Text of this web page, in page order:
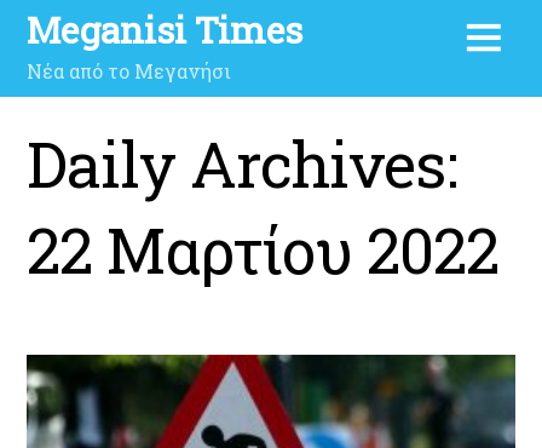
Meganisi Times
Νέα από το Μεγανήσι
Daily Archives:
22 Μαρτίου 2022